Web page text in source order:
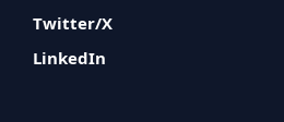
Twitter/X
LinkedIn